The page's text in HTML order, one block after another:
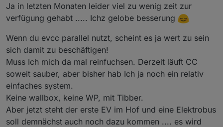
Ja in letzten Monaten leider viel zu wenig zeit zur
verfügung gehabt ..... Ichz gelobe besserung
Wenn du evcc parallel nutzt, scheint es ja wert zu sein
sich damit zu beschäftigen!
Muss Ich mich da mal reinfuchsen. Derzeit läuft CC
soweit sauber, aber bisher hab Ich ja noch ein relativ
einfaches system.
Keine wallbox, keine WP, mit Tibber.
Aber jetzt steht der erste EV im Hof und eine Elektrobus
soll demnächst auch noch dazu kommen .... es wird